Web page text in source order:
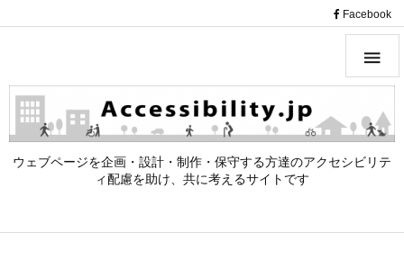
Facebook
ウェブページを企画・設計・制作・保守する方達のアクセシビリテ
ィ配慮を助け、共に考えるサイトです
